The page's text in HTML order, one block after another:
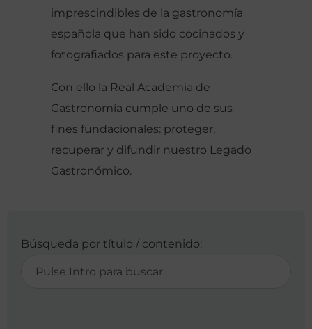
imprescindibles de la gastronomía
española que han sido cocinados y
fotografiados para este proyecto.
Con ello la Real Academia de
Gastronomía cumple uno de sus
fines fundacionales: proteger,
recuperar y difundir nuestro Legado
Gastronómico.
Búsqueda por título / contenido: